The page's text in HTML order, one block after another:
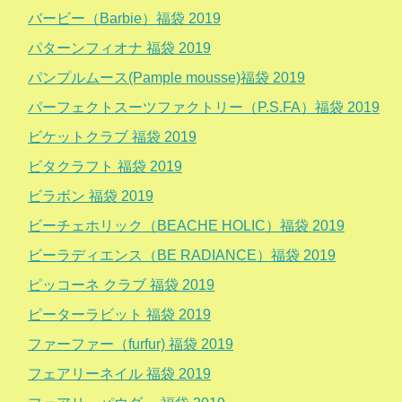
バービー（Barbie）福袋 2019
パターンフィオナ 福袋 2019
パンプルムース(Pample mousse)福袋 2019
パーフェクトスーツファクトリー（P.S.FA）福袋 2019
ビケットクラブ 福袋 2019
ビタクラフト 福袋 2019
ビラボン 福袋 2019
ビーチェホリック（BEACHE HOLIC）福袋 2019
ビーラディエンス（BE RADIANCE）福袋 2019
ピッコーネ クラブ 福袋 2019
ピーターラビット 福袋 2019
ファーファー（furfur) 福袋 2019
フェアリーネイル 福袋 2019